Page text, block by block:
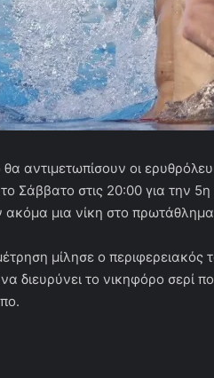
αντιμετωπίσουν οι
Σάββατο στις 20:00 για την
ακόμα μια νίκη στο
μίλησε ο
διευρύνει το νικηφόρο σερί